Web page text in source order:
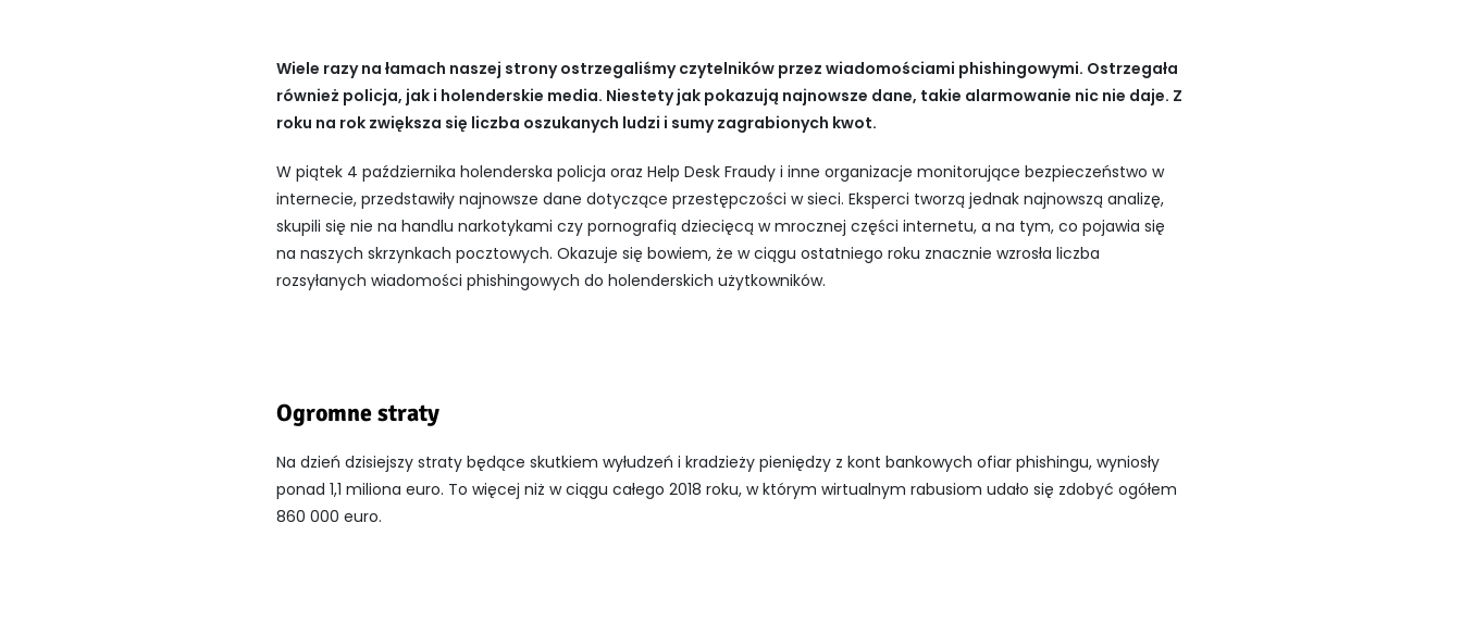
Wiele razy na łamach naszej strony ostrzegaliśmy czytelników przez wiadomościami phishingowymi. Ostrzegała
również policja, jak i holenderskie media. Niestety jak pokazują najnowsze dane, takie alarmowanie nic nie daje. Z
roku na rok zwiększa się liczba oszukanych ludzi i sumy zagrabionych kwot.
W piątek 4 października holenderska policja oraz Help Desk Fraudy i inne organizacje monitorujące bezpieczeństwo w
internecie, przedstawiły najnowsze dane dotyczące przestępczości w sieci. Eksperci tworzą jednak najnowszą analizę,
skupili się nie na handlu narkotykami czy pornografią dziecięcą w mrocznej części internetu, a na tym, co pojawia się
na naszych skrzynkach pocztowych. Okazuje się bowiem, że w ciągu ostatniego roku znacznie wzrosła liczba
rozsyłanych wiadomości phishingowych do holenderskich użytkowników.
Ogromne straty
Na dzień dzisiejszy straty będące skutkiem wyłudzeń i kradzieży pieniędzy z kont bankowych ofiar phishingu, wyniosły
ponad 1,1 miliona euro. To więcej niż w ciągu całego 2018 roku, w którym wirtualnym rabusiom udało się zdobyć ogółem
860 000 euro.